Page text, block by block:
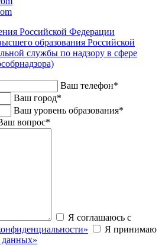
Российской Федерации
образования Российской
службы по надзору в сфере
Ваш телефон*
Ваш город*
Ваш уровень образования*
вопрос*
Я соглашаюсь с
Я принимаю
данных»